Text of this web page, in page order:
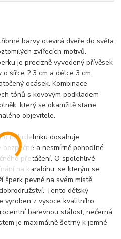
barvy otevírá dveře do světa
zvířecích motivů.
je precizně vyvedený přívěsek
šířce 2,3 cm a délce 3 cm,
ocásek. Kombinace
tónů s kovovým podkladem
který se okamžitě stane
objevitele.
náhrdelníku dosahuje
a nesmírně pohodlné
přetáčení. O spolehlivé
na karabinu, se kterým se
šperk pevně na svém místě
Tento dětský
vyroben z vysoce kvalitního
barevnou stálost, nečerná
je maximálně šetrný k jemné